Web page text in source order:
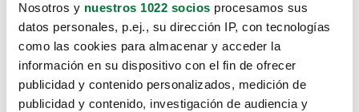
Nosotros y nuestros 1022 socios procesamos sus
datos personales, p.ej., su dirección IP, con tecnologías
como las cookies para almacenar y acceder la
información en su dispositivo con el fin de ofrecer
publicidad y contenido personalizados, medición de
publicidad y contenido, investigación de audiencia y
Lo sentimos, no sabemos como
te hemos traido hasta aquí.